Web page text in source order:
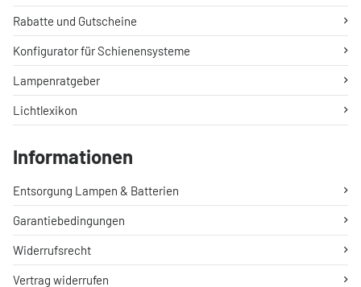
Rabatte und Gutscheine
Konfigurator für Schienensysteme
Lampenratgeber
Lichtlexikon
Informationen
Entsorgung Lampen & Batterien
Garantiebedingungen
Widerrufsrecht
Vertrag widerrufen